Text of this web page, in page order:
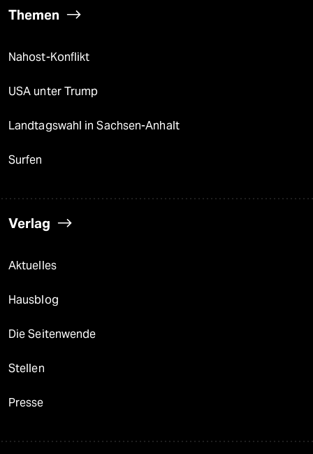
Themen
Nahost-Konflikt
USA unter Trump
Landtagswahl in Sachsen-Anhalt
Surfen
Verlag
Aktuelles
Hausblog
Die Seitenwende
Stellen
Presse